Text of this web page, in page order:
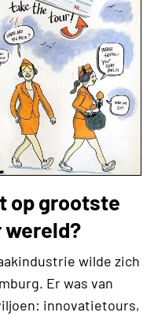
op grootste
wilde zich
Er was van
innovatietours,